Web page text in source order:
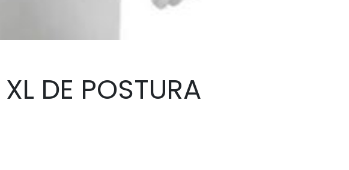
DE POSTURA